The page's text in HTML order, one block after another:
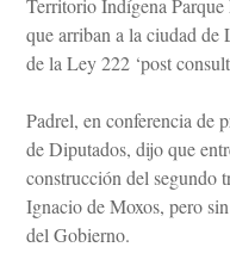
Territorio Indígena
que arriban a la ciudad de
de la Ley 222 ‘post
Padrel, en conferencia de
de Diputados, dijo que
construcción del segundo
Ignacio de Moxos, pero
del Gobierno.